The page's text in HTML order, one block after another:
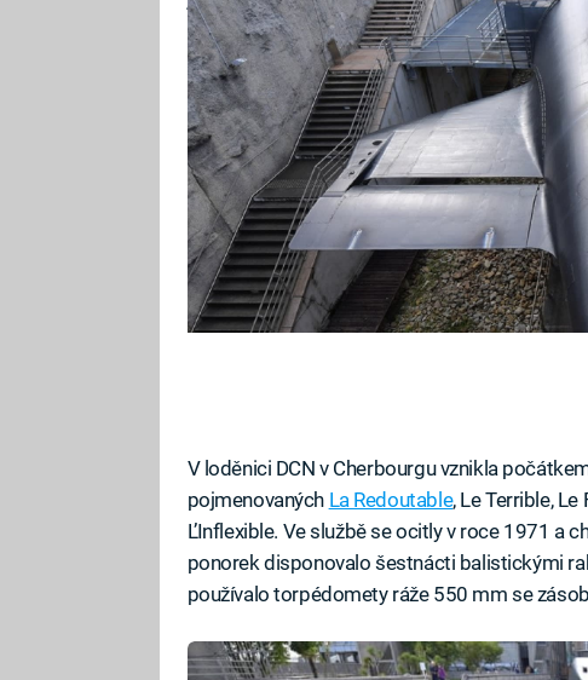
V loděnici DCN v Cherbourgu vznikla
pojmenovaných La Redoutable, Le Terrible, Le
L’Inflexible. Ve službě se ocitly v roce 1971 a
ponorek disponovalo šestnácti balistickými
používalo torpédomety ráže 550 mm se